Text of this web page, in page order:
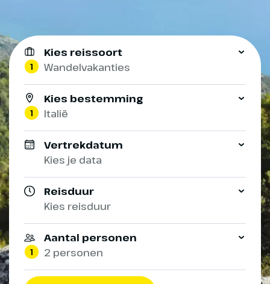
Kies reissoort
1 Wandelvakanties
Kies bestemming
1 Italië
Vertrekdatum
Kies je data
Reisduur
Kies reisduur
Aantal personen
1 2 personen